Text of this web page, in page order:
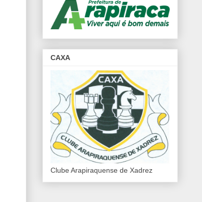
CAXA
Clube Arapiraquense de Xadrez